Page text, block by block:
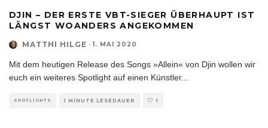
DJIN – DER ERSTE VBT-SIEGER ÜBERHAUPT IST
LÄNGST WOANDERS ANGEKOMMEN
MATTHI HILGE · 1. MAI 2020
Mit dem heutigen Release des Songs »Allein« von Djin wollen wir
euch ein weiteres Spotlight auf einen Künstler...
SPOTLIGHTS 1 MINUTE LESEDAUER 1